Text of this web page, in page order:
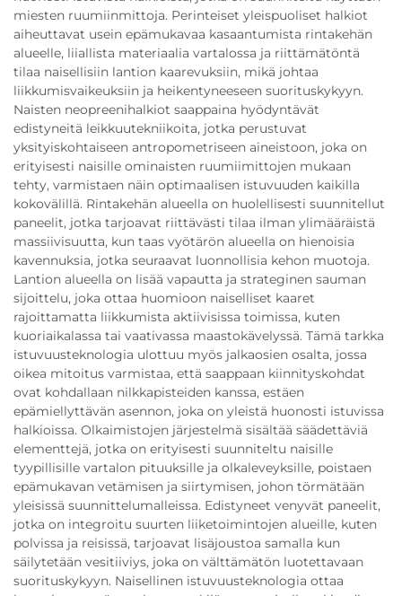
miesten ruumiinmittoja. Perinteiset yleispuoliset halkiot
aiheuttavat usein epämukavaa kasaantumista rintakehän
alueelle, liiallista materiaalia vartalossa ja riittämätöntä
tilaa naisellisiin lantion kaarevuksiin, mikä johtaa
liikkumisvaikeuksiin ja heikentyneeseen suorituskykyyn.
Naisten neopreenihalkiot saappaina hyödyntävät
edistyneitä leikkuutekniikoita, jotka perustuvat
yksityiskohtaiseen antropometriseen aineistoon, joka on
erityisesti naisille ominaisten ruumiimittojen mukaan
tehty, varmistaen näin optimaalisen istuvuuden kaikilla
kokovälillä. Rintakehän alueella on huolellisesti suunnitellut
paneelit, jotka tarjoavat riittävästi tilaa ilman ylimääräistä
massiivisuutta, kun taas vyötärön alueella on hienoisia
kavennuksia, jotka seuraavat luonnollisia kehon muotoja.
Lantion alueella on lisää vapautta ja strateginen sauman
sijoittelu, joka ottaa huomioon naiselliset kaaret
rajoittamatta liikkumista aktiivisissa toimissa, kuten
kuoriaikalassa tai vaativassa maastokävelyssä. Tämä tarkka
istuvuusteknologia ulottuu myös jalkaosien osalta, jossa
oikea mitoitus varmistaa, että saappaan kiinnityskohdat
ovat kohdallaan nilkkapisteiden kanssa, estäen
epämiellyttävän asennon, joka on yleistä huonosti istuvissa
halkioissa. Olkaimistojen järjestelmä sisältää säädettäviä
elementtejä, jotka on erityisesti suunniteltu naisille
tyypillisille vartalon pituuksille ja olkaleveyksille, poistaen
epämukavan vetämisen ja siirtymisen, johon törmätään
yleisissä suunnittelumalleissa. Edistyneet venyvät paneelit,
jotka on integroitu suurten liiketoimintojen alueille, kuten
polvissa ja reisissä, tarjoavat lisäjoustoa samalla kun
säilytetään vesitiiviys, joka on välttämätön luotettavaan
suorituskykyyn. Naisellinen istuvuusteknologia ottaa